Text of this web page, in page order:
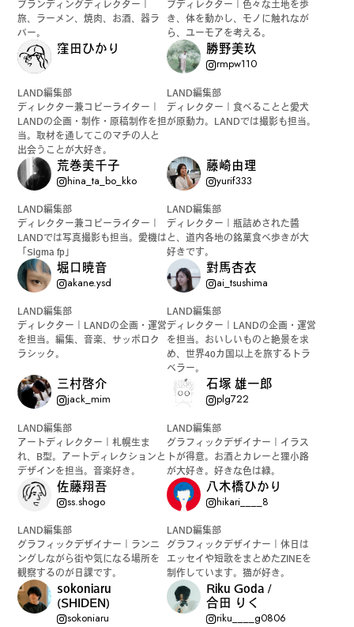
ブランディングディレクター｜
旅、ラーメン、焼肉、お酒、器ラ
バー。
ブディレクター｜色々な土地を歩
き、体を動かし、モノに触れなが
ら、ユーモアを考える。
窪田ひかり
LAND編集部
ディレクター兼コピーライター｜
LANDの企画・制作・原稿制作を担
当。取材を通してこのマチの人と
出会うことが大好き。
勝野美玖
rmpw110
LAND編集部
ディレクター｜食べることと愛犬
が原動力。LANDでは撮影も担当。
荒巻美千子
hina_ta_bo_kko
LAND編集部
ディレクター兼コピーライター｜
LANDでは写真撮影も担当。愛機は
「Sigma fp」
藤崎由理
yurif333
LAND編集部
ディレクター｜瓶詰めされた醬
と、道内各地の銘菓食べ歩きが大
好きです。
堀口暁音
akane.ysd
LAND編集部
ディレクター｜LANDの企画・運営
を担当。編集、音楽、サッポロク
ラシック。
對馬杏衣
ai_tsushima
LAND編集部
ディレクター｜LANDの企画・運営
を担当。おいしいものと絶景を求
め、世界40カ国以上を旅するトラ
ベラー。
三村啓介
jack_mim
LAND編集部
アートディレクター｜札幌生ま
れ、B型。アートディレクションと
デザインを担当。音楽好き。
石塚 雄一郎
plg722
LAND編集部
グラフィックデザイナー｜イラス
トが得意。お酒とカレーと狸小路
が大好き。好きな色は緑。
佐藤翔吾
ss.shogo
LAND編集部
グラフィックデザイナー｜ランニ
ングしながら街や気になる場所を
観察するのが日課です。
八木橋ひかり
hikari____8
LAND編集部
グラフィックデザイナー｜休日は
エッセイや短歌をまとめたZINEを
制作しています。猫が好き。
sokoniaru
(SHIDEN)
sokoniaru
Riku Goda /
合田 りく
riku____g0806